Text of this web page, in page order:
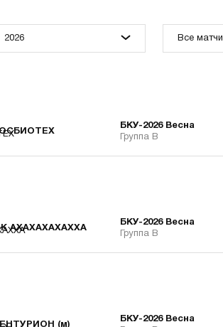
2026 Все матчи
БКУ-2026 Весна
Группа В
АХАХАХАХАХХА
БКУ-2026 Весна
Группа В
(м)
БКУ-2026 Весна